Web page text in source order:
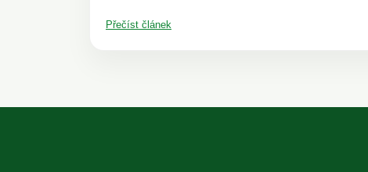
Přečíst článek